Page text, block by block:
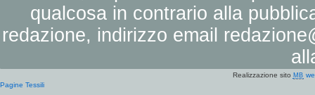
qualcosa in contrario alla
redazione, indirizzo email
Realizzazione sito MB
Pagine Tessili